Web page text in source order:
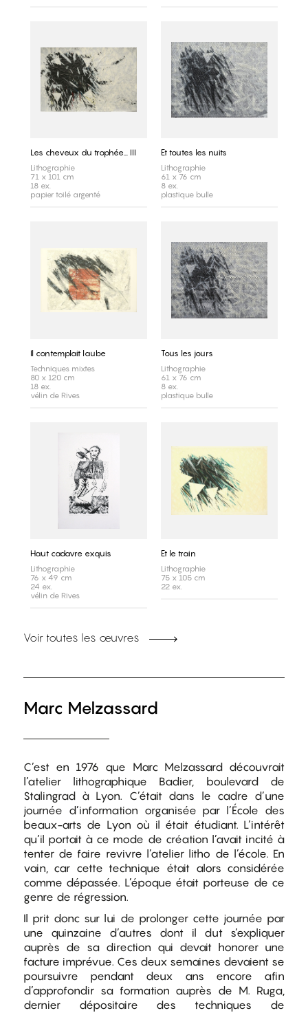
Les cheveux du trophée... III
Lithographie
71 x 101 cm
18 ex.
papier toilé argenté
Et toutes les nuits
Lithographie
61 x 76 cm
8 ex.
plastique bulle
Il contemplait laube
Techniques mixtes
80 x 120 cm
18 ex.
vélin de Rives
Tous les jours
Lithographie
61 x 76 cm
8 ex.
plastique bulle
Haut cadavre exquis
Lithographie
76 x 49 cm
24 ex.
vélin de Rives
Et le train
Lithographie
75 x 105 cm
22 ex.
Voir toutes les œuvres
Marc Melzassard
C’est en 1976 que Marc Melzassard découvrait
l’atelier lithographique Badier, boulevard de
Stalingrad à Lyon. C’était dans le cadre d’une
journée d’information organisée par l’École des
beaux-arts de Lyon où il était étudiant. L’intérêt
qu’il portait à ce mode de création l’avait incité à
tenter de faire revivre l’atelier litho de l’école. En
vain, car cette technique était alors considérée
comme dépassée. L’époque était porteuse de ce
genre de régression.
Il prit donc sur lui de prolonger cette journée par
une quinzaine d’autres dont il dut s’expliquer
auprès de sa direction qui devait honorer une
facture imprévue. Ces deux semaines devaient se
poursuivre pendant deux ans encore afin
d’approfondir sa formation auprès de M. Ruga,
dernier dépositaire des techniques de